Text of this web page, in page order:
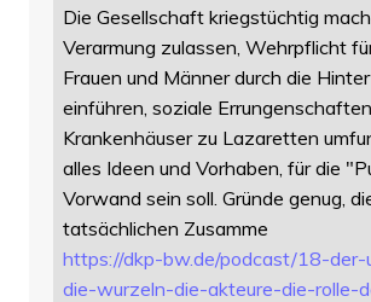
Die Gesellschaft kriegstüchtig
Verarmung zulassen, Wehrpflicht
Frauen und Männer durch die
einführen, soziale
Krankenhäuser zu Lazaretten
alles Ideen und Vorhaben, für die
Vorwand sein soll. Gründe genug,
tatsächlichen Zusamme
https://dkp-bw.de/podcast/18-der-
die-wurzeln-die-akteure-die-rolle-